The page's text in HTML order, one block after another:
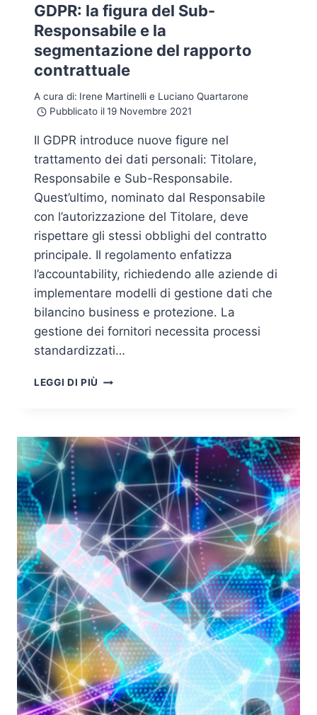
GDPR: la figura del Sub-
Responsabile e la
segmentazione del rapporto
contrattuale
A cura di: Irene Martinelli e Luciano Quartarone
Pubblicato il 19 Novembre 2021
Il GDPR introduce nuove figure nel
trattamento dei dati personali: Titolare,
Responsabile e Sub-Responsabile.
Quest’ultimo, nominato dal Responsabile
con l’autorizzazione del Titolare, deve
rispettare gli stessi obblighi del contratto
principale. Il regolamento enfatizza
l’accountability, richiedendo alle aziende di
implementare modelli di gestione dati che
bilancino business e protezione. La
gestione dei fornitori necessita processi
standardizzati…
LEGGI DI PIÙ GDPR:
SUB-
RESPONSABILE
SEGMENTAZIONE
DEL
RAPPORTO
CONTRATTUALE